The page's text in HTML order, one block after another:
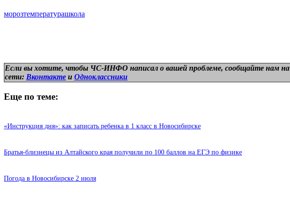
морозтемпературашкола
Если вы хотите, чтобы ЧС-ИНФО написал о вашей проблеме, сообщайте нам на
сети: Вконтакте и Одноклассники
Еще по теме:
«Инструкция дня»: как записать ребенка в 1 класс в Новосибирске
Братья-близнецы из Алтайского края получили по 100 баллов на ЕГЭ по физике
Погода в Новосибирске 2 июля